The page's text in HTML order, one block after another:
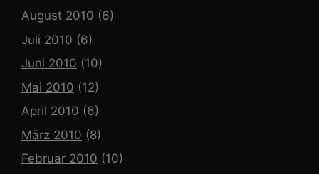
August 2010 (6)
Juli 2010 (6)
Juni 2010 (10)
Mai 2010 (12)
April 2010 (6)
März 2010 (8)
Februar 2010 (10)